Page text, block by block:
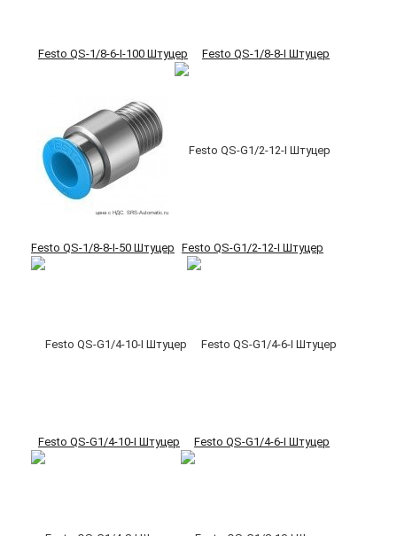
Festo QS-1/8-6-I-100 Штуцер Festo QS-1/8-8-I Штуцер
Festo QS-1/8-8-I-50 Штуцер Festo QS-G1/2-12-I Штуцер
Festo QS-G1/4-10-I Штуцер Festo QS-G1/4-6-I Штуцер